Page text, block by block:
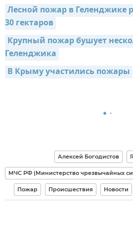
Лесной пожар в Геленджике
30 гектаров
Крупный пожар бушует
Геленджика
В Крыму участились пожары
Алексей Богодистов
Пожар Происшествия Новости